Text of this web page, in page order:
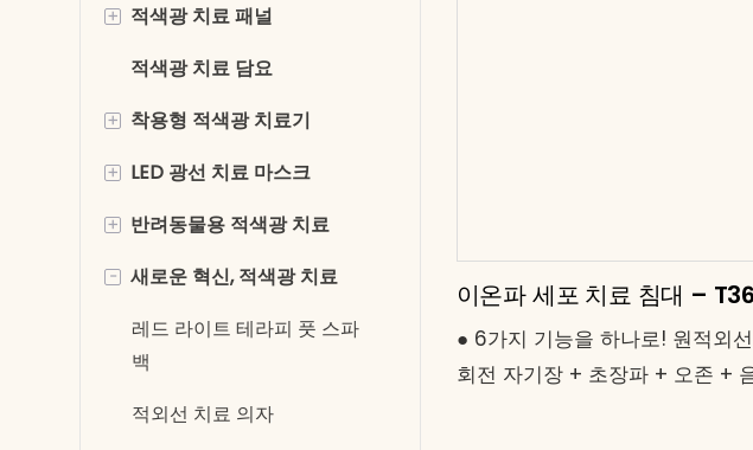
+ 적색광 치료 패널
전신 적색광 테라피
반신 적색 조명 패널
적색광 치료 담요
+ 착용형 적색광 치료기
적색광 치료 벨트
무릎에 대한 적색광 치료
팔을 위한 적색광 치료
손을 위한 적색광 치료
레드 라이트 테라피 속옷
레드 라이트 테라피 슬리퍼
+ LED 광선 치료 마스크
LED 광선 치료 마스크
레드 라이트 아이 마스크
+ 반려동물용 적색광 치료
반려견을 위한 적색광 치료
말에게 적색광 치료를 적용합
니다.
- 새로운 혁신, 적색광 치료
레드 라이트 테라피 풋 스파
백
적외선 치료 의자
이온파 세포 치료 침대 –
● 6가지 기능을 하나로! 원적외
회전 자기장 + 초장파 + 오존 +